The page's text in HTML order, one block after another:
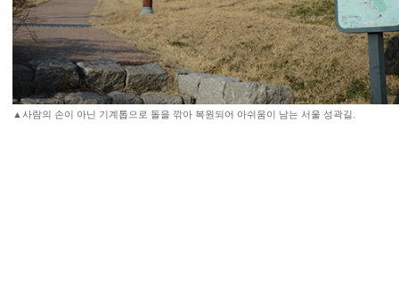
▲사람의 손이 아닌 기계톱으로 돌을 깎아 복원되어 아쉬움이 남는 서울 성곽길.